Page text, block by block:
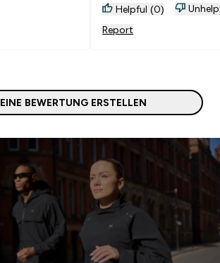
Helpful (0)
Report
EINE BEWERTUNG ERSTELLEN